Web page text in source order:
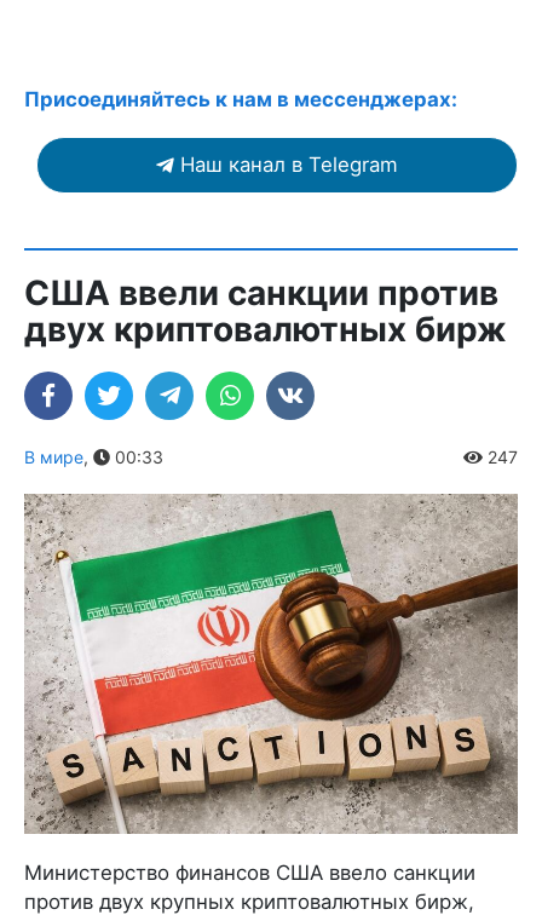
Присоединяйтесь к нам в мессенджерах:
Наш канал в Telegram
США ввели санкции против
двух криптовалютных бирж
В мире, 00:33 247
Министерство финансов США ввело санкции
против двух крупных криптовалютных бирж,